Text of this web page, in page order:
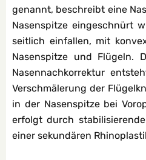
genannt, beschreibt eine
Nasenspitze eingeschnürt
seitlich einfallen, mit
Nasenspitze und Flügeln.
Nasennachkorrektur
Verschmälerung der
in der Nasenspitze bei
erfolgt durch
einer sekundären